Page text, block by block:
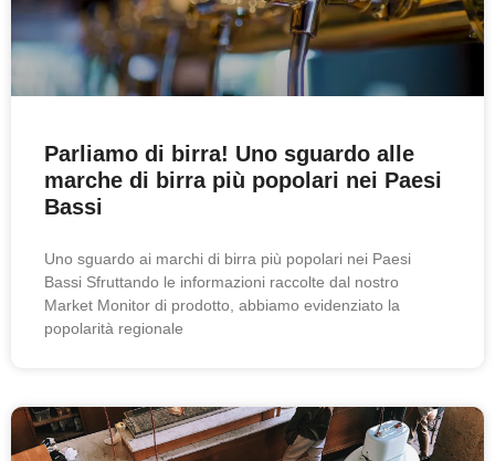
Parliamo di birra! Uno sguardo alle
marche di birra più popolari nei Paesi
Bassi
Uno sguardo ai marchi di birra più popolari nei Paesi
Bassi Sfruttando le informazioni raccolte dal nostro
Market Monitor di prodotto, abbiamo evidenziato la
popolarità regionale